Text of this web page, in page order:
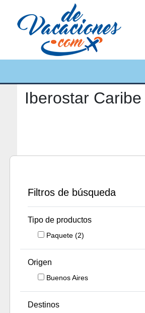
Iberostar Caribe
Filtros de búsqueda
Tipo de productos
Paquete(2)
Origen
Buenos Aires
Destinos